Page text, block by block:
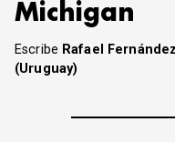
Michigan
Escribe Rafael
(Uruguay)